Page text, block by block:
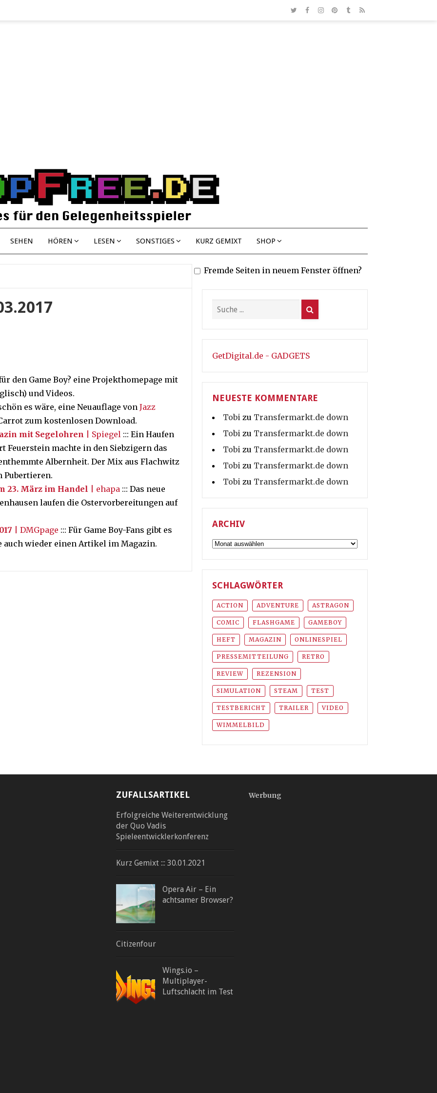
SEHEN HÖREN LESEN SONSTIGES KURZ GEMIXT SHOP
den Game Boy? eine Projekthomepage mit
und Videos.
es wäre, eine Neuauflage von Jazz
zum kostenlosen Download.
mit Segelohren | Spiegel ::: Ein Haufen
machte in den Siebzigern das
Albernheit. Der Mix aus Flachwitz
Pubertieren.
23. März im Handel | ehapa ::: Das neue
laufen die Ostervorbereitungen auf
| DMGpage ::: Für Game Boy-Fans gibt es
auch wieder einen Artikel im Magazin.
Fremde Seiten in neuem Fenster öffnen?
GetDigital.de - GADGETS
NEUESTE KOMMENTARE
Tobi zu Transfermarkt.de down
Tobi zu Transfermarkt.de down
Tobi zu Transfermarkt.de down
Tobi zu Transfermarkt.de down
Tobi zu Transfermarkt.de down
ARCHIV
Archiv
SCHLAGWÖRTER
ACTION ADVENTURE ASTRAGON
COMIC FLASHGAME GAMEBOY
HEFT MAGAZIN ONLINESPIEL
PRESSEMITTEILUNG RETRO
REVIEW REZENSION
SIMULATION STEAM TEST
TESTBERICHT TRAILER VIDEO
WIMMELBILD
ZUFALLSARTIKEL
Erfolgreiche Weiterentwicklung
der Quo Vadis
Spieleentwicklerkonferenz
Kurz Gemixt ::: 30.01.2021
Opera Air – Ein
achtsamer Browser?
Citizenfour
Wings.io –
Multiplayer-
Luftschlacht im Test
Werbung